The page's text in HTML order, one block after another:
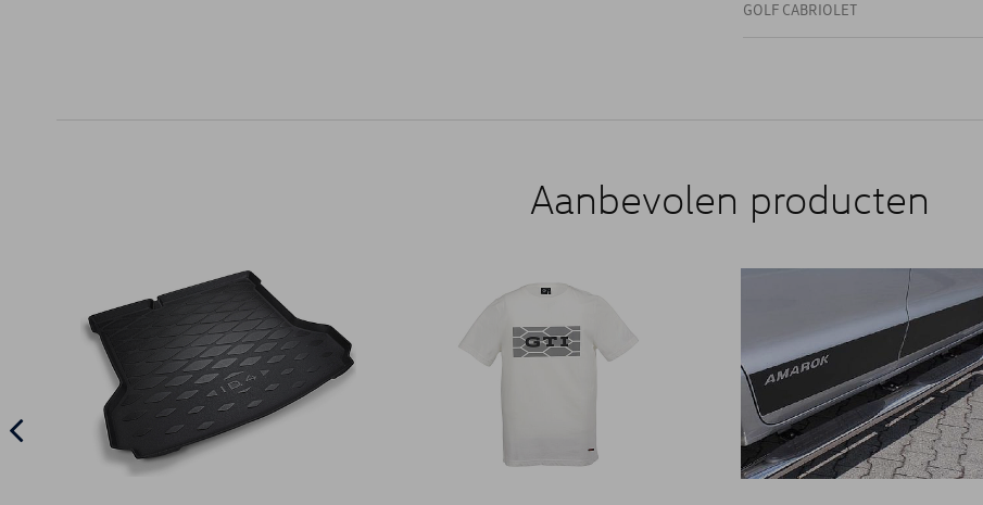
GOLF CABRIOLET
Aanbevolen producten